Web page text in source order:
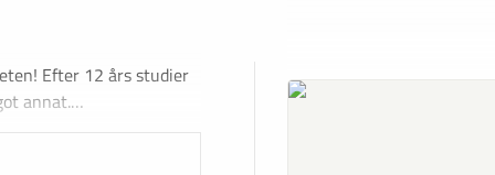
Efter 12 års studier
annat.…